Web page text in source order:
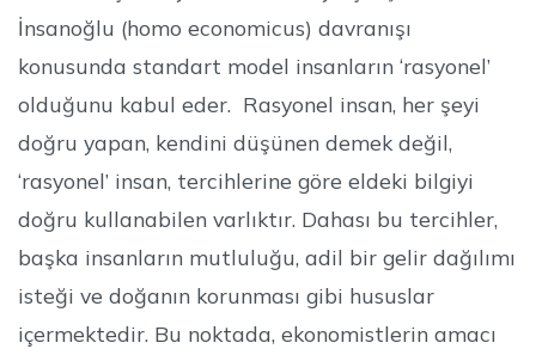
İnsanoğlu (homo economicus) davranışı
konusunda standart model insanların ‘rasyonel’
olduğunu kabul eder. Rasyonel insan, her şeyi
doğru yapan, kendini düşünen demek değil,
‘rasyonel’ insan, tercihlerine göre eldeki bilgiyi
doğru kullanabilen varlıktır. Dahası bu tercihler,
başka insanların mutluluğu, adil bir gelir dağılımı
isteği ve doğanın korunması gibi hususlar
içermektedir. Bu noktada, ekonomistlerin amacı